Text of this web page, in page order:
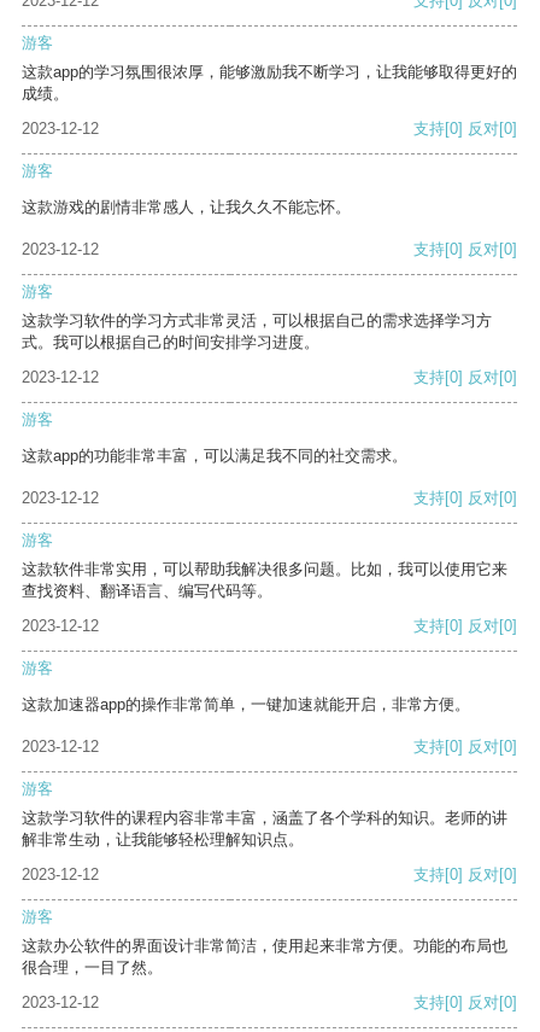
游客
这款app的学习氛围很浓厚，能够激励我不断学习，让我能够取得更好的
成绩。
2023-12-12
支持[0] 反对[0]
游客
这款游戏的剧情非常感人，让我久久不能忘怀。
2023-12-12 支持[0] 反对[0]
游客
这款学习软件的学习方式非常灵活，可以根据自己的需求选择学习方
式。我可以根据自己的时间安排学习进度。
2023-12-12
支持[0] 反对[0]
游客
这款app的功能非常丰富，可以满足我不同的社交需求。
2023-12-12 支持[0] 反对[0]
游客
这款软件非常实用，可以帮助我解决很多问题。比如，我可以使用它来
查找资料、翻译语言、编写代码等。
2023-12-12
支持[0] 反对[0]
游客
这款加速器app的操作非常简单，一键加速就能开启，非常方便。
2023-12-12 支持[0] 反对[0]
游客
这款学习软件的课程内容非常丰富，涵盖了各个学科的知识。老师的讲
解非常生动，让我能够轻松理解知识点。
2023-12-12
支持[0] 反对[0]
游客
这款办公软件的界面设计非常简洁，使用起来非常方便。功能的布局也
很合理，一目了然。
2023-12-12
支持[0] 反对[0]